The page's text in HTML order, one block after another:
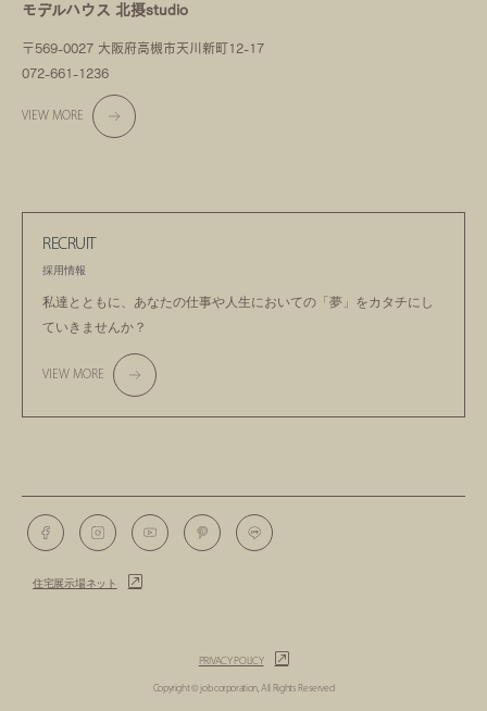
モデルハウス 北摂studio
〒569-0027 大阪府高槻市天川新町12-17
072-661-1236
VIEW MORE
RECRUIT
採用情報
私達とともに、あなたの仕事や人生においての 「夢」をカタチにし
ていきませんか？
VIEW MORE
Copyright © job corporation, All Rights Reserved
住宅展示場ネット
PRIVACY POLICY